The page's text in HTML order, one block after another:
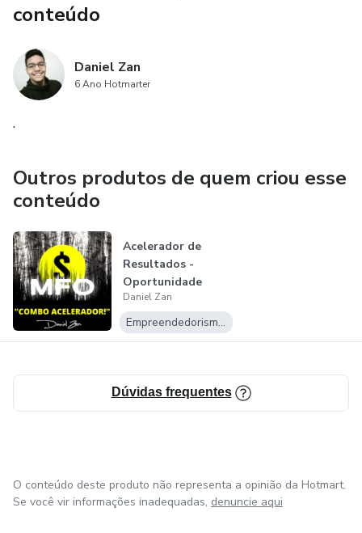
conteúdo
Daniel Zan
6 Ano Hotmarter
.
Outros produtos de quem criou esse
conteúdo
Acelerador de
Resultados -
Oportunidade
Única!
Daniel Zan
Empreendedorismo Digital
Dúvidas frequentes
O conteúdo deste produto não representa a opinião da Hotmart.
Se você vir informações inadequadas, denuncie aqui